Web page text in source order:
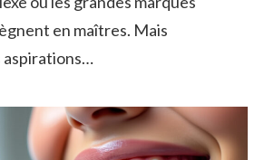
en maîtres. Mais
aspirations…